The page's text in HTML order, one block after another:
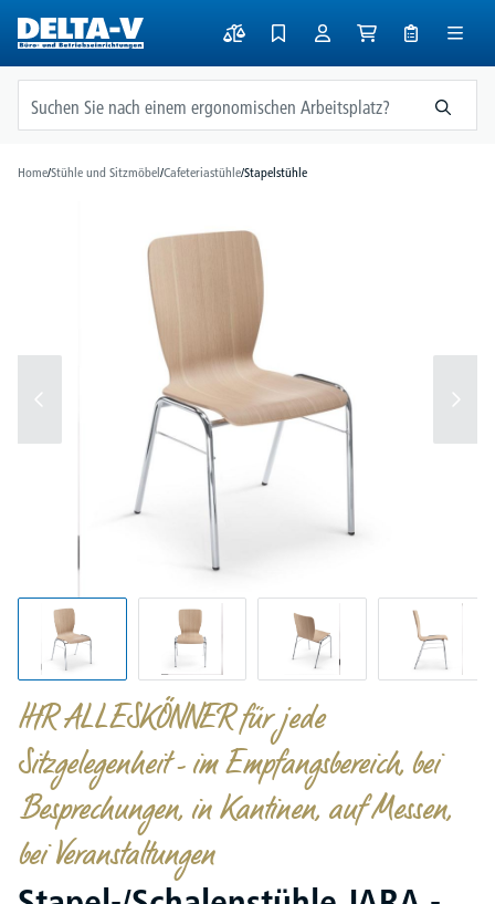
springen
Home/Stühle und Sitzmöbel/Cafeteriastühle/Stapelstühle
IHR ALLESKÖNNER für jede
Sitzgelegenheit - im Empfangsbereich, bei
Besprechungen, in Kantinen, auf Messen,
bei Veranstaltungen